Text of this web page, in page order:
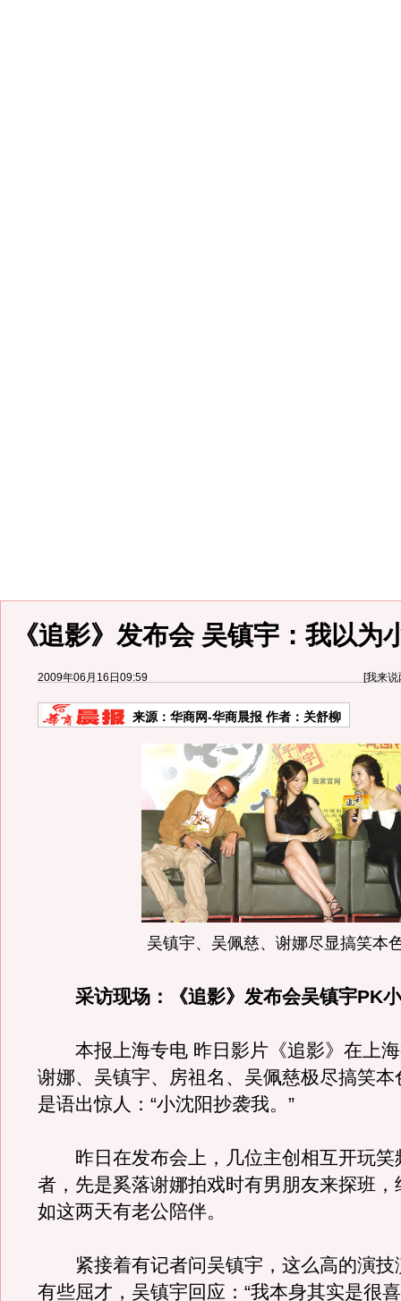
《追影》发布会 吴镇宇：我以为
2009年06月16日09:59 [我来说
来源： 华商网-华商晨报作者：关舒柳
吴镇宇、吴佩慈、谢娜尽显搞笑本
采访现场：《追影》发布会吴镇宇PK
本报上海专电 昨日影片《追影》在上海
谢娜、吴镇宇、房祖名、吴佩慈极尽搞笑本
是语出惊人：“小沈阳抄袭我。”
昨日在发布会上，几位主创相互开玩笑
者，先是奚落谢娜拍戏时有男朋友来探班，
如这两天有老公陪伴。
紧接着有记者问吴镇宇，这么高的演技
有些屈才，吴镇宇回应：“我本身其实是很